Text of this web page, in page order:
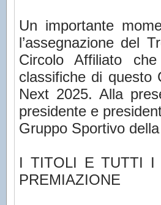
Un importante
l’assegnazione del
Circolo Affiliato
classifiche di questo
Next 2025. Alla
presidente e
Gruppo Sportivo
I TITOLI E TUTTI I
PREMIAZIONE